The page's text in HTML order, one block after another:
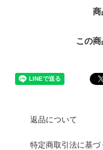
商
この
返品について
特定商取引法に基づ